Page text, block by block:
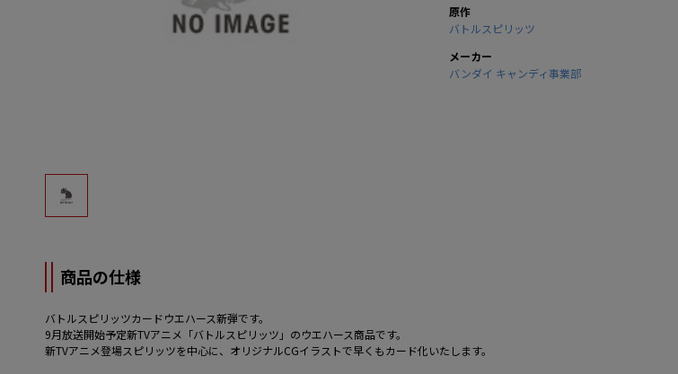
原作
バトルスピリッツ
メーカー
バンダイ キャンディ事業部
商品の仕様
バトルスピリッツカードウエハース新弾です。
9月放送開始予定新TVアニメ「バトルスピリッツ」のウエハース商品です。
新TVアニメ登場スピリッツを中心に、オリジナルCGイラストで早くもカード化いたします。